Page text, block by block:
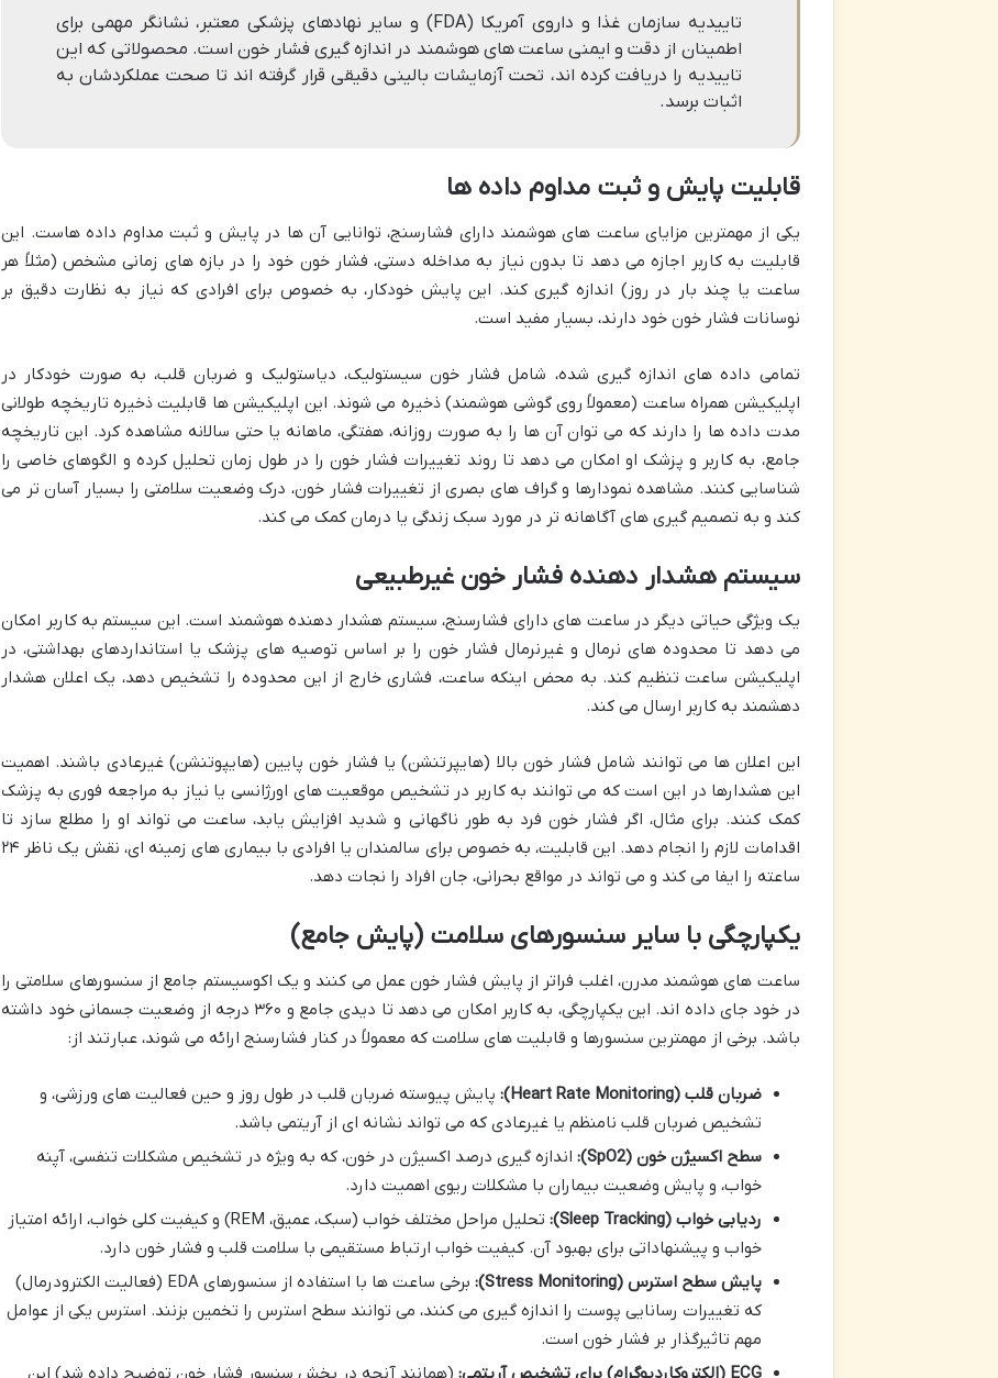
تاییدیه سازمان غذا و داروی آمریکا (FDA) و سایر نهادهای پزشکی معتبر، نشانگر مهمی برای
اطمینان از دقت و ایمنی ساعت های هوشمند در اندازه گیری فشار خون است. محصولاتی که این
تاییدیه را دریافت کرده اند، تحت آزمایشات بالینی دقیقی قرار گرفته اند تا صحت عملکردشان به
اثبات برسد.
قابلیت پایش و ثبت مداوم داده ها
یکی از مهمترین مزایای ساعت های هوشمند دارای فشارسنج، توانایی آن ها در پایش و ثبت مداوم داده هاست. این
قابلیت به کاربر اجازه می دهد تا بدون نیاز به مداخله دستی، فشار خون خود را در بازه های زمانی مشخص (مثلاً هر
ساعت یا چند بار در روز) اندازه گیری کند. این پایش خودکار، به خصوص برای افرادی که نیاز به نظارت دقیق بر
نوسانات فشار خون خود دارند، بسیار مفید است.
تمامی داده های اندازه گیری شده، شامل فشار خون سیستولیک، دیاستولیک و ضربان قلب، به صورت خودکار در
اپلیکیشن همراه ساعت (معمولاً روی گوشی هوشمند) ذخیره می شوند. این اپلیکیشن ها قابلیت ذخیره تاریخچه طولانی
مدت داده ها را دارند که می توان آن ها را به صورت روزانه، هفتگی، ماهانه یا حتی سالانه مشاهده کرد. این تاریخچه
جامع، به کاربر و پزشک او امکان می دهد تا روند تغییرات فشار خون را در طول زمان تحلیل کرده و الگوهای خاصی را
شناسایی کنند. مشاهده نمودارها و گراف های بصری از تغییرات فشار خون، درک وضعیت سلامتی را بسیار آسان تر می
کند و به تصمیم گیری های آگاهانه تر در مورد سبک زندگی یا درمان کمک می کند.
سیستم هشدار دهنده فشار خون غیرطبیعی
یک ویژگی حیاتی دیگر در ساعت های دارای فشارسنج، سیستم هشدار دهنده هوشمند است. این سیستم به کاربر امکان
می دهد تا محدوده های نرمال و غیرنرمال فشار خون را بر اساس توصیه های پزشک یا استانداردهای بهداشتی، در
اپلیکیشن ساعت تنظیم کند. به محض اینکه ساعت، فشاری خارج از این محدوده را تشخیص دهد، یک اعلان هشدار
دهشمند به کاربر ارسال می کند.
این اعلان ها می توانند شامل فشار خون بالا (هایپرتنشن) یا فشار خون پایین (هایپوتنشن) غیرعادی باشند. اهمیت
این هشدارها در این است که می توانند به کاربر در تشخیص موقعیت های اورژانسی یا نیاز به مراجعه فوری به پزشک
کمک کنند. برای مثال، اگر فشار خون فرد به طور ناگهانی و شدید افزایش یابد، ساعت می تواند او را مطلع سازد تا
اقدامات لازم را انجام دهد. این قابلیت، به خصوص برای سالمندان یا افرادی با بیماری های زمینه ای، نقش یک ناظر ۲۴
ساعته را ایفا می کند و می تواند در مواقع بحرانی، جان افراد را نجات دهد.
یکپارچگی با سایر سنسورهای سلامت (پایش جامع)
ساعت های هوشمند مدرن، اغلب فراتر از پایش فشار خون عمل می کنند و یک اکوسیستم جامع از سنسورهای سلامتی را
در خود جای داده اند. این یکپارچگی، به کاربر امکان می دهد تا دیدی جامع و ۳۶۰ درجه از وضعیت جسمانی خود داشته
باشد. برخی از مهمترین سنسورها و قابلیت های سلامت که معمولاً در کنار فشارسنج ارائه می شوند، عبارتند از:
ضربان قلب (Heart Rate Monitoring):
پایش پیوسته ضربان قلب در طول روز و حین فعالیت های ورزشی، و
تشخیص ضربان قلب نامنظم یا غیرعادی که می تواند نشانه ای از آریتمی باشد.
سطح اکسیژن خون (SpO2):
اندازه گیری درصد اکسیژن در خون، که به ویژه در تشخیص مشکلات تنفسی، آپنه
خواب، و پایش وضعیت بیماران با مشکلات ریوی اهمیت دارد.
ردیابی خواب (Sleep Tracking):
تحلیل مراحل مختلف خواب (سبک، عمیق، REM) و کیفیت کلی خواب، ارائه امتیاز
خواب و پیشنهاداتی برای بهبود آن. کیفیت خواب ارتباط مستقیمی با سلامت قلب و فشار خون دارد.
پایش سطح استرس (Stress Monitoring):
برخی ساعت ها با استفاده از سنسورهای EDA (فعالیت الکترودرمال)
که تغییرات رسانایی پوست را اندازه گیری می کنند، می توانند سطح استرس را تخمین بزنند. استرس یکی از عوامل
مهم تاثیرگذار بر فشار خون است.
ECG (الکتروکاردیوگرام) برای تشخیص آریتمی:
(همانند آنچه در بخش سنسور فشار خون توضیح داده شد) این